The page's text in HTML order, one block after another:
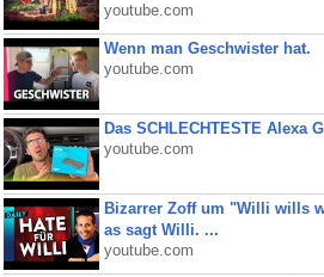
youtube.com
Wenn man Geschwister hat.
youtube.com
Das SCHLECHTESTE Alexa
youtube.com
Bizarrer Zoff um "Willi wills
as sagt Willi. ...
youtube.com